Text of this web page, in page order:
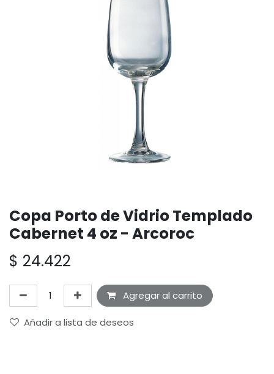
Copa Porto de Vidrio Templado
Cabernet 4 oz - Arcoroc
$ 24.422
Agregar al carrito
Añadir a lista de deseos